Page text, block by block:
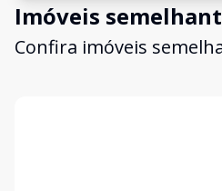
Imóveis
Confira imóveis